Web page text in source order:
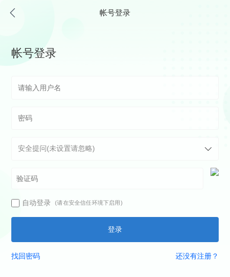
帐号登录
帐号登录
自动登录 (请在安全信任环境下启用)
登录
找回密码 还没有注册？